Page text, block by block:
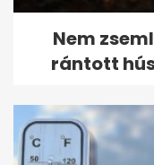
Nem
rántott